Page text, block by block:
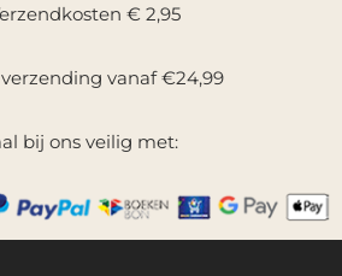
€ 2,95
vanaf €24,99
bij ons veilig met: